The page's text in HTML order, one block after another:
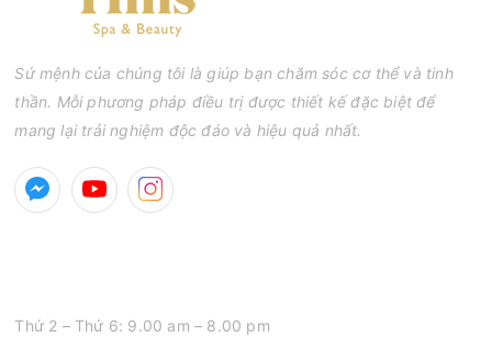
Sứ mệnh của chúng tôi là giúp bạn chăm sóc cơ thể và tinh
thần. Mỗi phương pháp điều trị được thiết kế đặc biệt để
mang lại trải nghiệm độc đáo và hiệu quả nhất.
Thứ 2 – Thứ 6: 9.00 am – 8.00 pm